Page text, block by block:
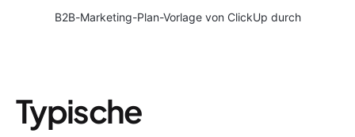
B2B-Marketing-Plan-Vorlage von ClickUp durch
Typische